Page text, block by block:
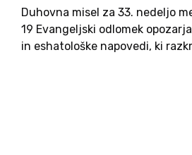
Duhovna misel za 33. nedeljo
19 Evangeljski odlomek
in eshatološke napovedi, ki